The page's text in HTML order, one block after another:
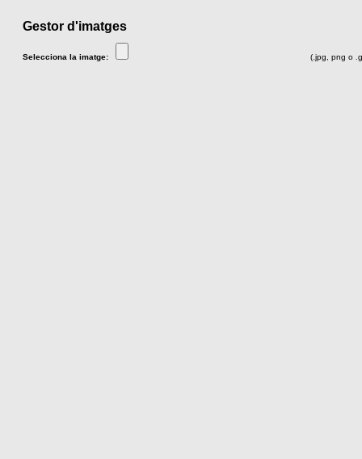
Gestor d'imatges
Selecciona la imatge: (.jpg, png o